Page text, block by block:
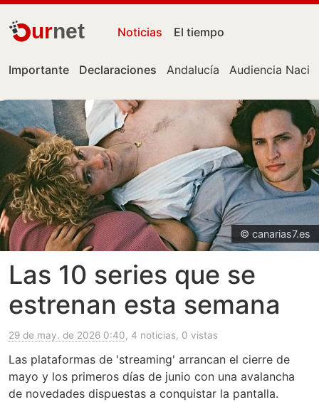
urnet Noticias El tiempo
Importante Declaraciones Andalucía Audiencia
© canarias7.es
Las 10 series que se
estrenan esta semana
29 de may. de 2026 0:40, 4 noticias, 0 vistas
Las plataformas de 'streaming' arrancan el cierre de
mayo y los primeros días de junio con una avalancha
de novedades dispuestas a conquistar la pantalla.